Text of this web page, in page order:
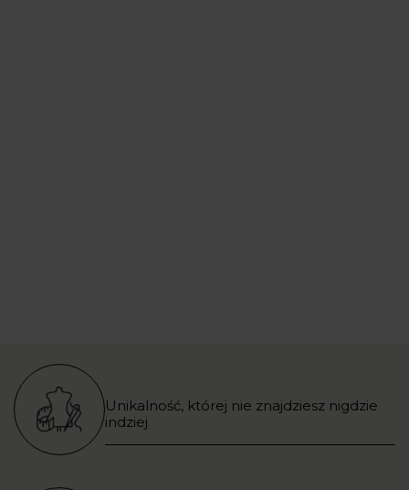
Unikalność, której nie znajdziesz nigdzie
indziej